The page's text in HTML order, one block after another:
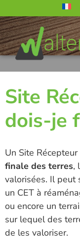
Site
dois-je
Un Site
finale des terres,
valorisées. Il peut
un CET à
ou encore un
sur lequel des
de les valoriser.